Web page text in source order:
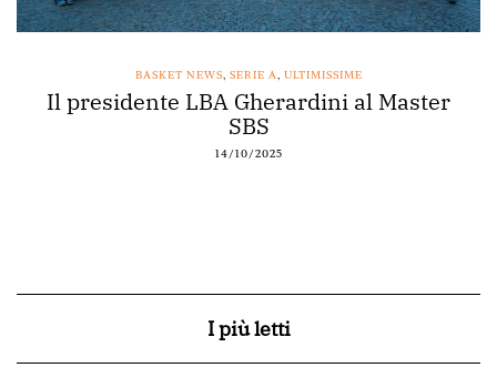
BASKET NEWS, SERIE A, ULTIMISSIME
Il presidente LBA Gherardini al Master
SBS
14/10/2025
I più letti